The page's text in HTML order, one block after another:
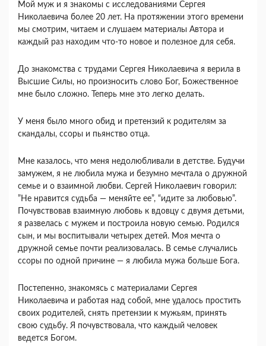
Мой муж и я знакомы с исследованиями Сергея
Николаевича более 20 лет. На протяжении этого времени
мы смотрим, читаем и слушаем материалы Автора и
каждый раз находим что-то новое и полезное для себя.
До знакомства с трудами Сергея Николаевича я верила в
Высшие Силы, но произносить слово Бог, Божественное
мне было сложно. Теперь мне это легко делать.
У меня было много обид и претензий к родителям за
скандалы, ссоры и пьянство отца.
Мне казалось, что меня недолюбливали в детстве. Будучи
замужем, я не любила мужа и безумно мечтала о дружной
семье и о взаимной любви. Сергей Николаевич говорил:
”Не нравится судьба — меняйте ее”, “идите за любовью”.
Почувствовав взаимную любовь к вдовцу с двумя детьми,
я развелась с мужем и построила новую семью. Родился
сын, и мы воспитывали четырех детей. Моя мечта о
дружной семье почти реализовалась. В семье случались
ссоры по одной причине — я любила мужа больше Бога.
Постепенно, знакомясь с материалами Сергея
Николаевича и работая над собой, мне удалось простить
своих родителей, снять претензии к мужьям, принять
свою судьбу. Я почувствовала, что каждый человек
ведется Богом.